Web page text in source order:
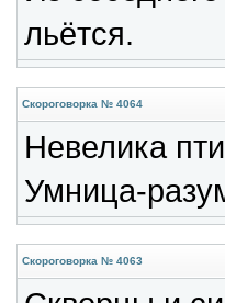
льётся.
Скороговорка № 4064
Невелика
Умница-
Скороговорка № 4063